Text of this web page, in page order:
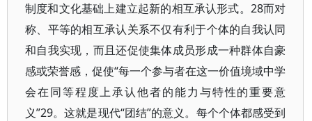
制度和文化基础上建立起新的相互承认形式。28而对
称、平等的相互承认关系不仅有利于个体的自我认同
和自我实现，而且还促使集体成员形成一种群体自豪
感或荣誉感，促使“每一个参与者在这一价值境域中学
会在同等程度上承认他者的能力与特性的重要意
义”29。这就是现代“团结”的意义。每个个体都感受到